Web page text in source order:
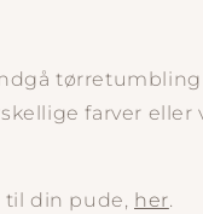
tørretumbling
farver eller
til din pude, her.